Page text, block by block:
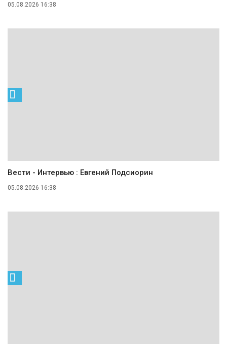
05.08.2026 16:38
Вести - Интервью : Евгений Подсиорин
05.08.2026 16:38